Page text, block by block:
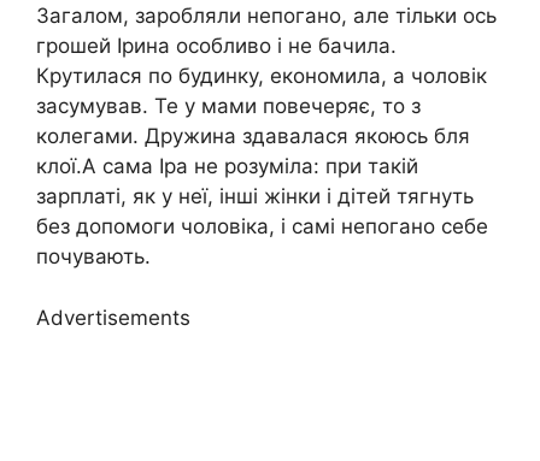
Загалом, заробляли непогано, але тільки ось
грошей Ірина особливо і не бачила.
Крутилася по будинку, економила, а чоловік
засумував. Те у мами повечеряє, то з
колегами. Дружина здавалася якоюсь бля
клої.А сама Іра не розуміла: при такій
зарплаті, як у неї, інші жінки і дітей тягнуть
без допомоги чоловіка, і самі непогано себе
почувають.
Advertisements